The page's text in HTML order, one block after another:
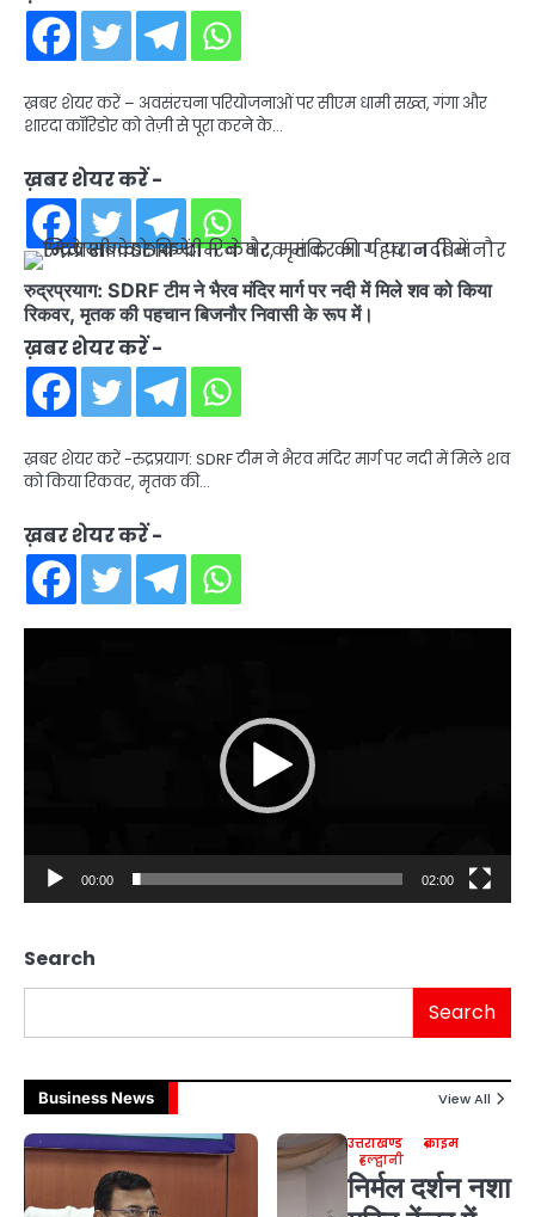
ख़बर शेयर करें – अवसंरचना परियोजनाओं पर सीएम धामी सख्त, गंगा और
शारदा कॉरिडोर को तेज़ी से पूरा करने के…
ख़बर शेयर करें -
रुद्रप्रयाग: SDRF टीम ने भैरव मंदिर मार्ग पर नदी में मिले शव को किया
रिकवर, मृतक की पहचान बिजनौर निवासी के रूप में।
ख़बर शेयर करें -
ख़बर शेयर करें -रुद्रप्रयाग: SDRF टीम ने भैरव मंदिर मार्ग पर नदी में मिले शव
को किया रिकवर, मृतक की…
ख़बर शेयर करें -
00:00 02:00
Search
Search
Business News View All
उत्तराखण्ड
क्राइम
हल्द्वानी
निर्मल दर्शन नशा